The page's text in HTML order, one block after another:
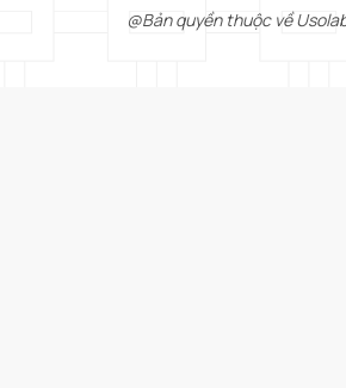
@Bản quyền thuộc về